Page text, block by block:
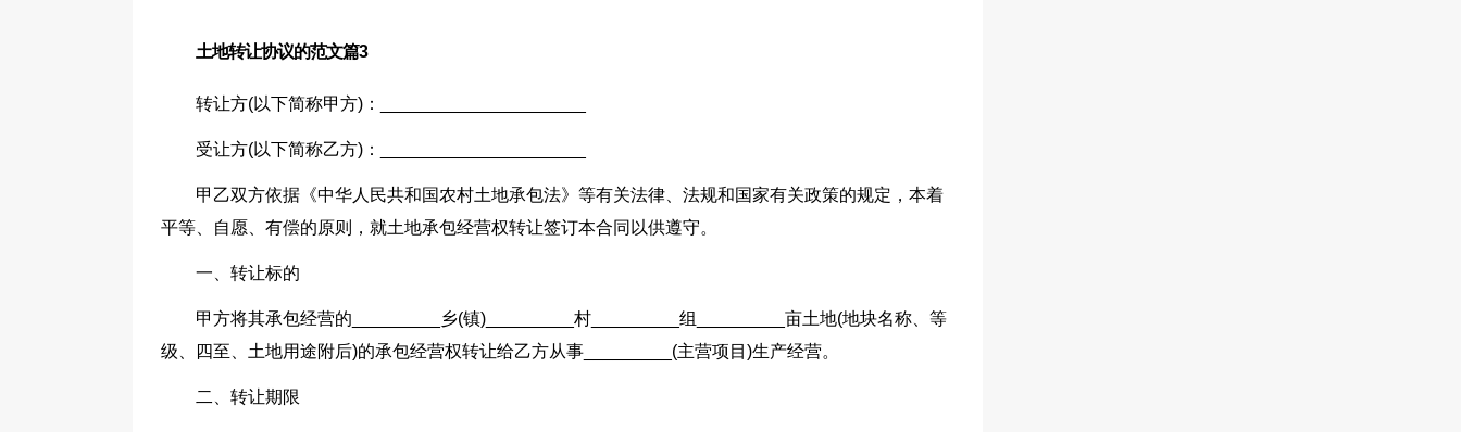
土地转让协议的范文篇3
转让方(以下简称甲方)：_____________________
受让方(以下简称乙方)：_____________________
甲乙双方依据《中华人民共和国农村土地承包法》等有关法律、法规和国家有关政策的规定，本着
平等、自愿、有偿的原则，就土地承包经营权转让签订本合同以供遵守。
一、转让标的
甲方将其承包经营的_________乡(镇)_________村_________组_________亩土地(地块名称、等
级、四至、土地用途附后)的承包经营权转让给乙方从事_________(主营项目)生产经营。
二、转让期限